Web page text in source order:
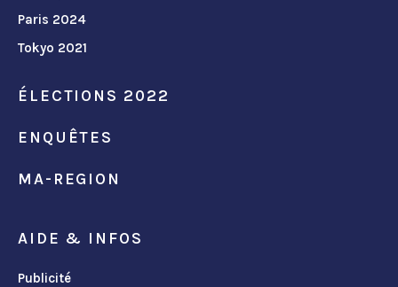
Paris 2024
Tokyo 2021
ÉLECTIONS 2022
ENQUÊTES
MA-REGION
AIDE & INFOS
Publicité